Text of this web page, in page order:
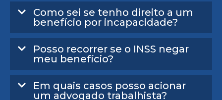
Como sei se tenho direito a um
benefício por incapacidade?
Posso recorrer se o INSS negar
meu benefício?
Em quais casos posso acionar
um advogado trabalhista?